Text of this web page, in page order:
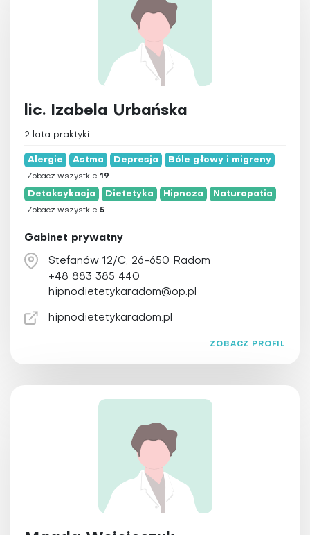
Ziołolecznictwo
lic. Izabela Urbańska
2 lata praktyki
Alergie Astma Depresja Bóle głowy i migreny
Zobacz wszystkie 19
Detoksykacja Dietetyka Hipnoza Naturopatia
Zobacz wszystkie 5
Gabinet prywatny
Stefanów 12/C, 26-650 Radom
+48 883 385 440
hipnodietetykaradom@op.pl
hipnodietetykaradom.pl
ZOBACZ PROFIL